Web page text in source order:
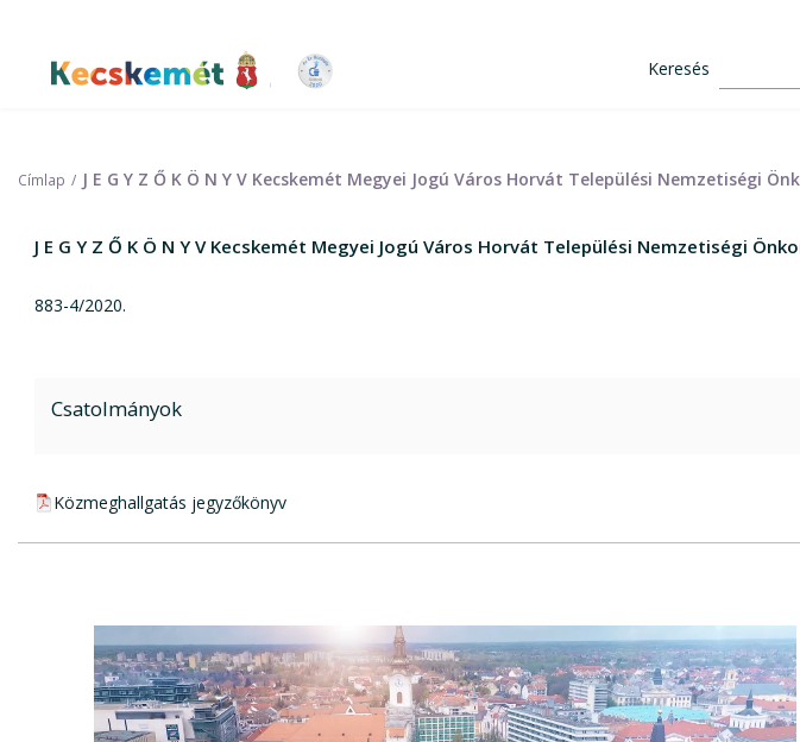
tartalomra
Kecskemét Város Honlapja
Keresés
Címlap J E G Y Z Ő K Ö N Y V Kecskemét Megyei Jogú Város Horvát Települési
J E G Y Z Ő K Ö N Y V Kecskemét Megyei Jogú Város Horvát Települési Nemzetiségi
883-4/2020.
Csatolmányok
pdf csatolmány:
Közmeghallgatás jegyzőkönyv